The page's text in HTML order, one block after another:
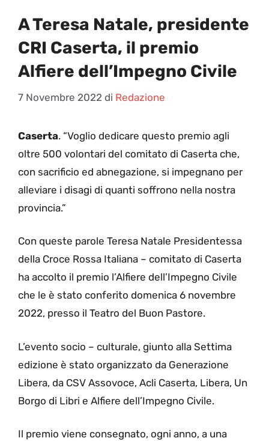
A Teresa Natale, presidente
CRI Caserta, il premio
Alfiere dell’Impegno Civile
7 Novembre 2022 di Redazione
Caserta. “Voglio dedicare questo premio agli
oltre 500 volontari del comitato di Caserta che,
con sacrificio ed abnegazione, si impegnano per
alleviare i disagi di quanti soffrono nella nostra
provincia.”
Con queste parole Teresa Natale Presidentessa
della Croce Rossa Italiana – comitato di Caserta
ha accolto il premio l’Alfiere dell’Impegno Civile
che le è stato conferito domenica 6 novembre
2022, presso il Teatro del Buon Pastore.
L’evento socio – culturale, giunto alla Settima
edizione è stato organizzato da Generazione
Libera, da CSV Assovoce, Acli Caserta, Libera, Un
Borgo di Libri e Alfiere dell’Impegno Civile.
Il premio viene consegnato, ogni anno, a una